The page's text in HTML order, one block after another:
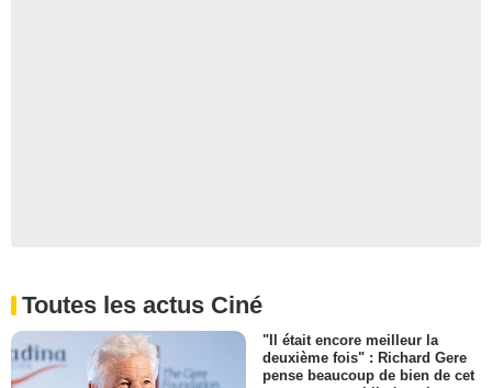
Toutes les actus Ciné
"Il était encore meilleur la
deuxième fois" : Richard Gere
pense beaucoup de bien de cet